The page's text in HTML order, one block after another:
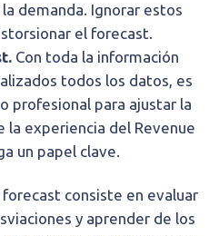
demanda. Ignorar estos
el forecast.
Con toda la información
todos los datos, es
profesional para ajustar la
la experiencia del Revenue
un papel clave.
consiste en evaluar
y aprender de los